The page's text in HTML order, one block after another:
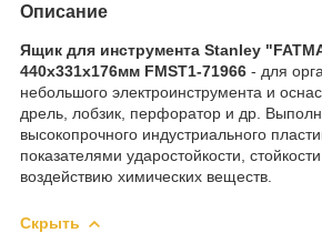
Описание
Ящик для инструмента Stanley
440х331х176мм FMST1-71966 - для
небольшого электроинструмента и
дрель, лобзик, перфоратор и др.
высокопрочного индустриального
показателями ударостойкости,
воздействию химических веществ.
Скрыть